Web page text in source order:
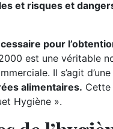
et risques et
pour
est une véritable
Il s’agit d’une
alimentaires.
Hygiène ».